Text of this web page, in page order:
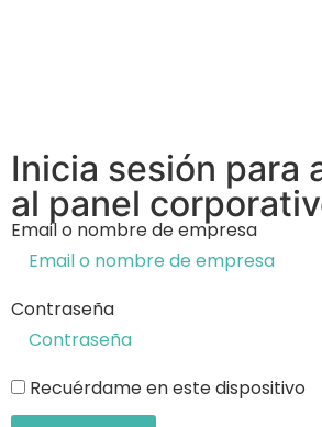
Inicia sesión para
al panel
Email o nombre de empresa
Contraseña
Recuérdame en este dispositivo